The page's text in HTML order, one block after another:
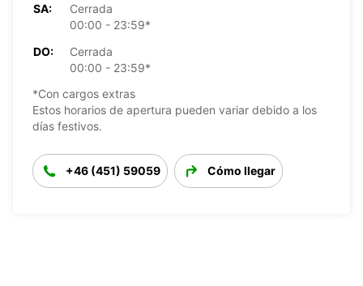
SA:
Cerrada
00:00 - 23:59*
DO:
Cerrada
00:00 - 23:59*
*Con cargos extras
Estos horarios de apertura pueden variar debido a los
días festivos.
+46 (451) 59059 Cómo llegar